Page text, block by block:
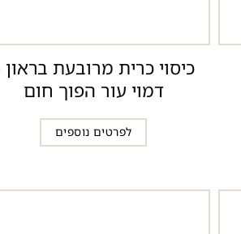
כיסוי כרית מרובעת בראון
דמוי עור הפוך חום
לפרטים נוספים